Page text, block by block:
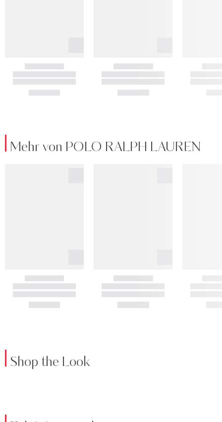
Mehr von POLO RALPH LAUREN
Shop the Look